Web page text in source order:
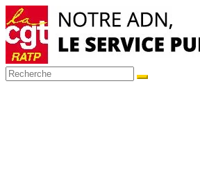
Passer
au
contenu